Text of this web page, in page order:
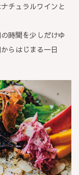
チュラルワインと
時間を少しだけゆ
らはじまる一日